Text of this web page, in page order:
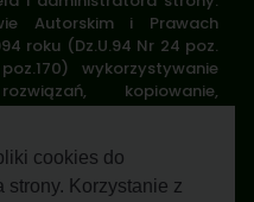
cookies do
strony. Korzystanie z
Autorskim i Prawach
roku (Dz.U.94 Nr 24 poz.
wykorzystywanie
kopiowanie,
grafiki, tekstów
zezwolenia autora jest
praw autorskich oraz
graficzne są własnością